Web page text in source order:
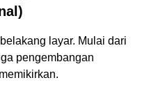
layar. Mulai dari
pengembangan